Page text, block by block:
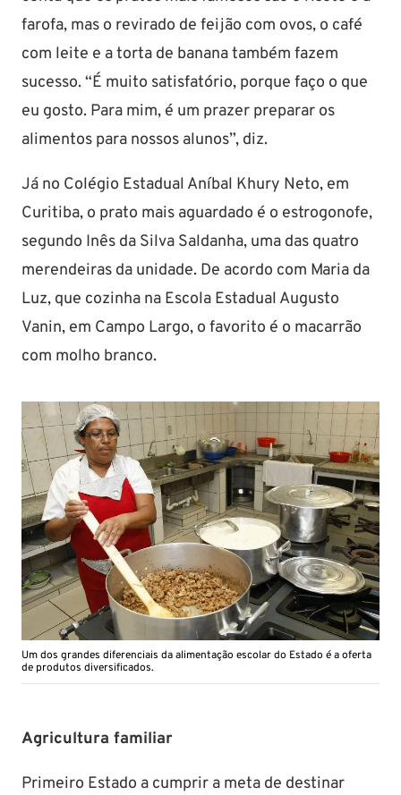
farofa, mas o revirado de feijão com ovos, o café
com leite e a torta de banana também fazem
sucesso. “É muito satisfatório, porque faço o que
eu gosto. Para mim, é um prazer preparar os
alimentos para nossos alunos”, diz.
Já no Colégio Estadual Aníbal Khury Neto, em
Curitiba, o prato mais aguardado é o estrogonofe,
segundo Inês da Silva Saldanha, uma das quatro
merendeiras da unidade. De acordo com Maria da
Luz, que cozinha na Escola Estadual Augusto
Vanin, em Campo Largo, o favorito é o macarrão
com molho branco.
Um dos grandes diferenciais da alimentação escolar do Estado é a oferta
de produtos diversificados.
Agricultura familiar
Primeiro Estado a cumprir a meta de destinar